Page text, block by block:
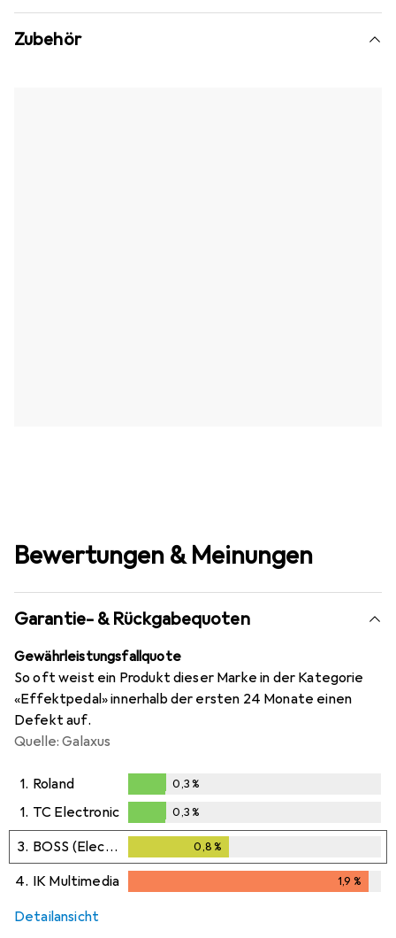
Zubehör
Bewertungen & Meinungen
Garantie- & Rückgabequoten
Gewährleistungsfallquote
So oft weist ein Produkt dieser Marke in der Kategorie
«Effektpedal» innerhalb der ersten 24 Monate einen
Defekt auf.
Quelle: Galaxus
1. Roland
0,3%
0,3%
1. TC Electronic
0,3%
0,3%
3. BOSS (Electronics) 0,8 %
4. IK Multimedia 1,9 %
Detailansicht